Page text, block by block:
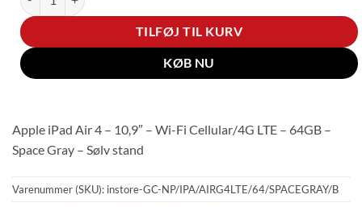
TILFØJ TIL KURV
KØB NU
Apple iPad Air 4 – 10,9″ – Wi-Fi Cellular/4G LTE – 64GB –
Space Gray – Sølv stand
Varenummer (SKU): instore-GC-NP/IPA/AIRG4LTE/64/SPACEGRAY/B